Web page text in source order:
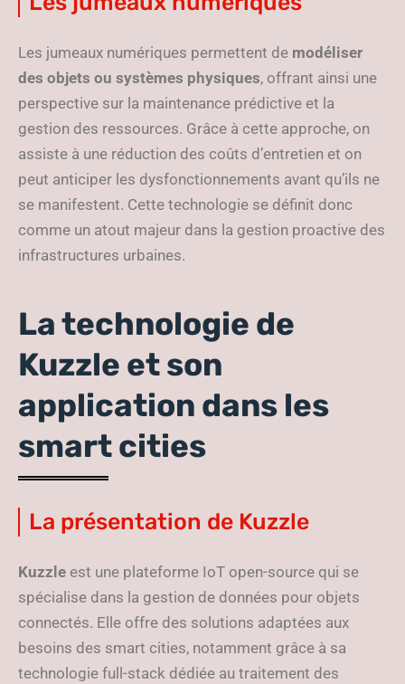
Les jumeaux numériques permettent de modéliser
des objets ou systèmes physiques, offrant ainsi une
perspective sur la maintenance prédictive et la
gestion des ressources. Grâce à cette approche, on
assiste à une réduction des coûts d’entretien et on
peut anticiper les dysfonctionnements avant qu’ils ne
se manifestent. Cette technologie se définit donc
comme un atout majeur dans la gestion proactive des
infrastructures urbaines.
La technologie de
Kuzzle et son
application dans les
smart cities
La présentation de Kuzzle
Kuzzle est une plateforme IoT open-source qui se
spécialise dans la gestion de données pour objets
connectés. Elle offre des solutions adaptées aux
besoins des smart cities, notamment grâce à sa
technologie full-stack dédiée au traitement des